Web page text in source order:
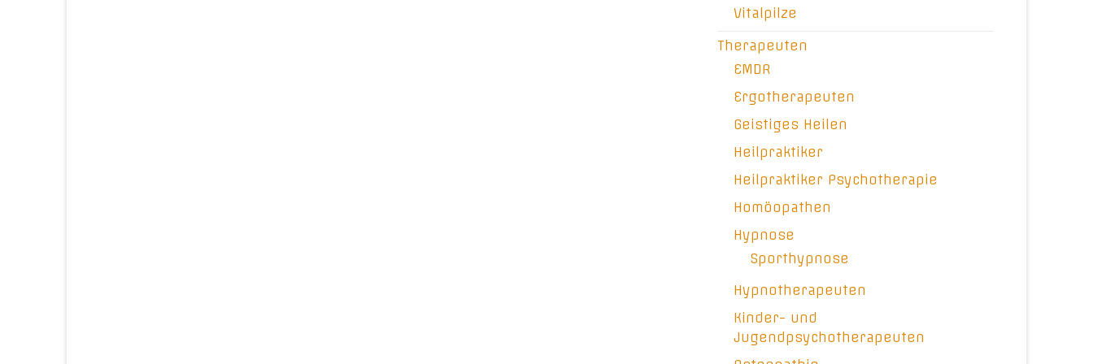
Vitalpilze
Therapeuten
EMDR
Ergotherapeuten
Geistiges Heilen
Heilpraktiker
Heilpraktiker Psychotherapie
Homöopathen
Hypnose
Sporthypnose
Hypnotherapeuten
Kinder- und
Jugendpsychotherapeuten